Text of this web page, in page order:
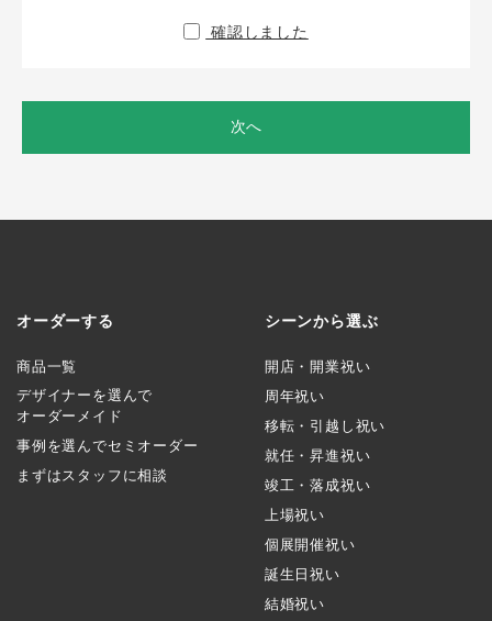
確認しました
次へ
オーダーする
商品一覧
デザイナーを選んで
オーダーメイド
事例を選んでセミオーダー
まずはスタッフに相談
シーンから選ぶ
開店・開業祝い
周年祝い
移転・引越し祝い
就任・昇進祝い
竣工・落成祝い
上場祝い
個展開催祝い
誕生日祝い
結婚祝い